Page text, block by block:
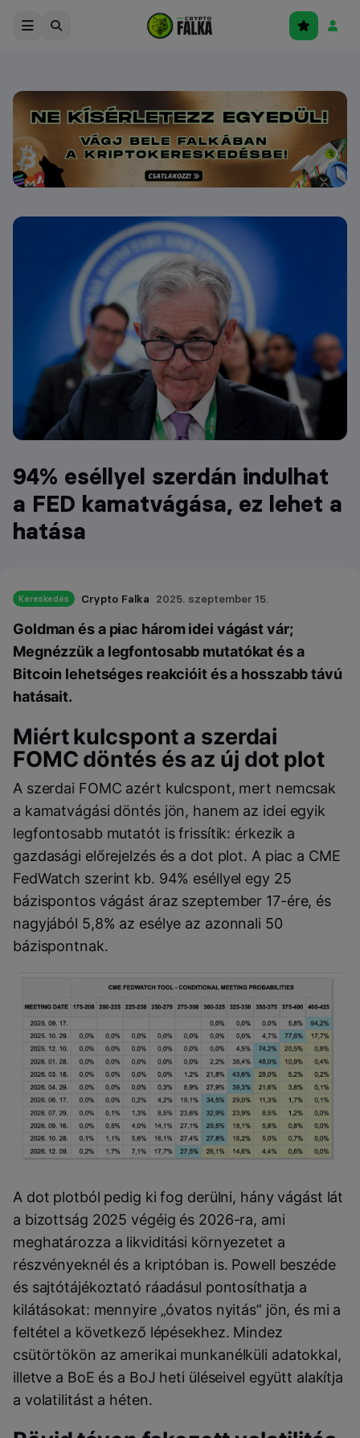
94% eséllyel szerdán indulhat
a FED kamatvágása, ez lehet a
hatása
Kereskedés Crypto Falka 2025. szeptember 15.
Goldman és a piac három idei vágást vár;
Megnézzük a legfontosabb mutatókat és a
Bitcoin lehetséges reakcióit és a hosszabb távú
hatásait.
Miért kulcspont a szerdai
FOMC döntés és az új dot plot
A szerdai FOMC azért kulcspont, mert nemcsak
a kamatvágási döntés jön, hanem az idei egyik
legfontosabb mutatót is frissítik: érkezik a
gazdasági előrejelzés és a dot plot. A piac a CME
FedWatch szerint kb. 94% eséllyel egy 25
bázispontos vágást áraz szeptember 17-ére, és
nagyjából 5,8% az esélye az azonnali 50
bázispontnak.
A dot plotból pedig ki fog derülni, hány vágást lát
a bizottság 2025 végéig és 2026-ra, ami
meghatározza a likviditási környezetet a
részvényeknél és a kriptóban is. Powell beszéde
és sajtótájékoztató ráadásul pontosíthatja a
kilátásokat: mennyire „óvatos nyitás” jön, és mi a
feltétel a következő lépésekhez. Mindez
csütörtökön az amerikai munkanélküli adatokkal,
illetve a BoE és a BoJ heti üléseivel együtt alakítja
a volatilitást a héten.